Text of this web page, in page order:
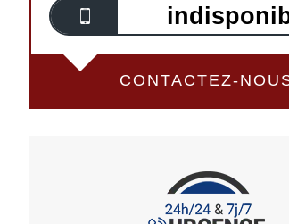
CONTACTEZ-